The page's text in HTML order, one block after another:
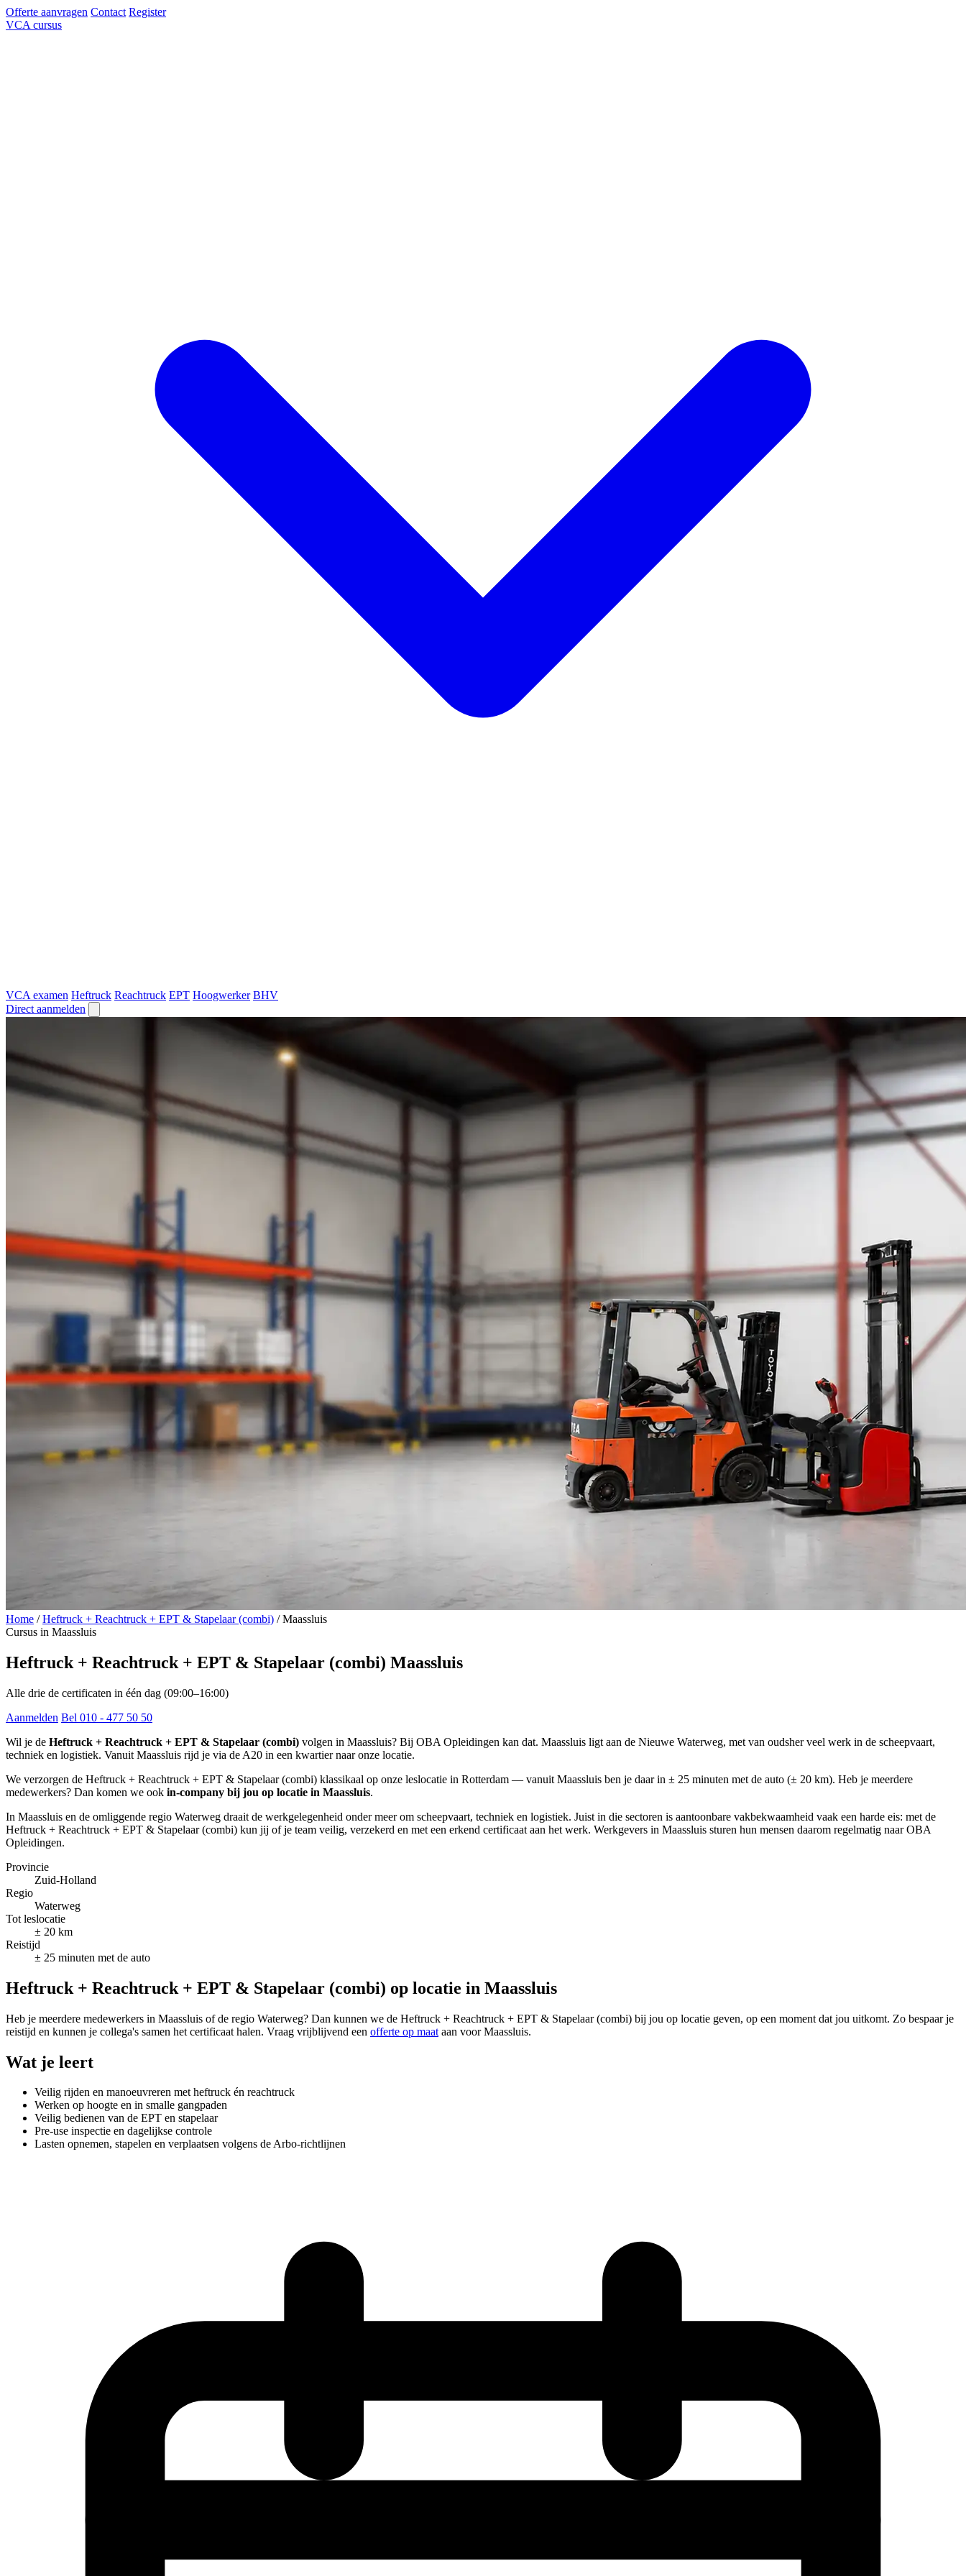
Offerte aanvragen Contact Register
VCA cursus
VCA examen Heftruck Reachtruck EPT Hoogwerker BHV
Direct aanmelden
Home / Heftruck + Reachtruck + EPT & Stapelaar (combi) / Maassluis
Cursus in Maassluis
Heftruck + Reachtruck + EPT & Stapelaar (combi) Maassluis
Alle drie de certificaten in één dag (09:00–16:00)
Aanmelden Bel 010 - 477 50 50
Wil je de Heftruck + Reachtruck + EPT & Stapelaar (combi) volgen in Maassluis? Bij OBA Opleidingen kan dat. Maassluis ligt aan de Nieuwe Waterweg, met van oudsher veel werk in de scheepvaart,
techniek en logistiek. Vanuit Maassluis rijd je via de A20 in een kwartier naar onze locatie.
We verzorgen de Heftruck + Reachtruck + EPT & Stapelaar (combi) klassikaal op onze leslocatie in Rotterdam — vanuit Maassluis ben je daar in ± 25 minuten met de auto (± 20 km). Heb je meerdere
medewerkers? Dan komen we ook in-company bij jou op locatie in Maassluis.
In Maassluis en de omliggende regio Waterweg draait de werkgelegenheid onder meer om scheepvaart, techniek en logistiek. Juist in die sectoren is aantoonbare vakbekwaamheid vaak een harde eis: met de
Heftruck + Reachtruck + EPT & Stapelaar (combi) kun jij of je team veilig, verzekerd en met een erkend certificaat aan het werk. Werkgevers in Maassluis sturen hun mensen daarom regelmatig naar OBA
Opleidingen.
Provincie
Zuid-Holland
Regio
Waterweg
Tot leslocatie
± 20 km
Reistijd
± 25 minuten met de auto
Heftruck + Reachtruck + EPT & Stapelaar (combi) op locatie in Maassluis
Heb je meerdere medewerkers in Maassluis of de regio Waterweg? Dan kunnen we de Heftruck + Reachtruck + EPT & Stapelaar (combi) bij jou op locatie geven, op een moment dat jou uitkomt. Zo bespaar je
reistijd en kunnen je collega's samen het certificaat halen. Vraag vrijblijvend een offerte op maat aan voor Maassluis.
Wat je leert
Veilig rijden en manoeuvreren met heftruck én reachtruck
Werken op hoogte en in smalle gangpaden
Veilig bedienen van de EPT en stapelaar
Pre-use inspectie en dagelijkse controle
Lasten opnemen, stapelen en verplaatsen volgens de Arbo-richtlijnen